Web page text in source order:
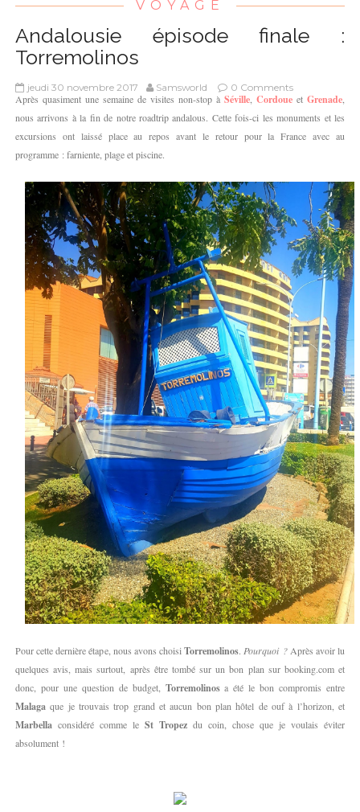
VOYAGE
Andalousie épisode finale :
Torremolinos
jeudi 30 novembre 2017 Samsworld 0 Comments
Après quasiment une semaine de visites non-stop à Séville Cordoue et Grenade
nous arrivons à la fin de notre roadtrip andalous. Cette fois-ci les monuments et les
excursions ont laissé place au repos avant le retour pour la France avec au
programme : farniente, plage et piscine.
Pour cette dernière étape, nous avons choisiTorremolinos. Pourquoi ?Après avoir lu
quelques avis, mais surtout, après être tombé sur un bon plan sur booking.com et
donc, pour une question de budget, Torremolinosa été le bon compromis entre
Malaga que je trouvais trop grand et aucun bon plan hôtel de ouf à l’horizon, et
Marbella considéré comme le St Tropez du coin, chose que je voulais éviter
absolument !